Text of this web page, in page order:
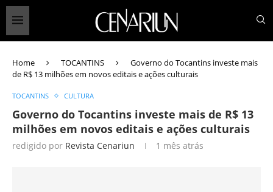
Home TOCANTINS
Governo do Tocantins investe mais
de R$ 13 milhões em novos editais e ações culturais
TOCANTINS CULTURA
Governo do Tocantins investe mais de R$ 13
milhões em novos editais e ações culturais
redigido por Revista Cenariun 1 mês atrás